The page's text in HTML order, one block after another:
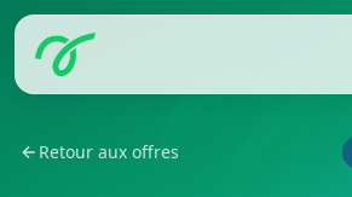
Retour aux offres